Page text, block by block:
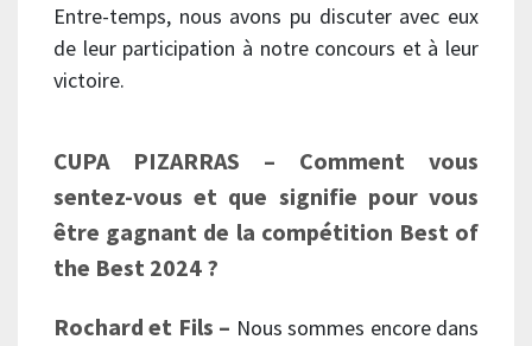
Entre-temps, nous avons pu discuter avec eux
de leur participation à notre concours et à leur
victoire.
CUPA PIZARRAS – Comment vous
sentez-vous et que signifie pour vous
être gagnant de la compétition Best of
the Best 2024 ?
Rochard et Fils – Nous sommes encore dans